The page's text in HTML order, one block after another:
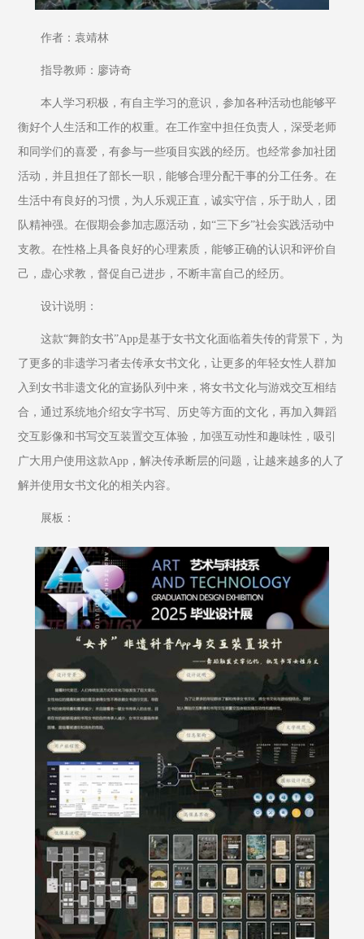
作者：袁靖林
指导教师：廖诗奇
本人学习积极，有自主学习的意识，参加各种活动也能够平
衡好个人生活和工作的权重。在工作室中担任负责人，深受老师
和同学们的喜爱，有参与一些项目实践的经历。也经常参加社团
活动，并且担任了部长一职，能够合理分配干事的分工任务。在
生活中有良好的习惯，为人乐观正直，诚实守信，乐于助人，团
队精神强。在假期会参加志愿活动，如“三下乡”社会实践活动中
支教。在性格上具备良好的心理素质，能够正确的认识和评价自
己，虚心求教，督促自己进步，不断丰富自己的经历。
设计说明：
这款“舞韵女书”App是基于女书文化面临着失传的背景下，为
了更多的非遗学习者去传承女书文化，让更多的年轻女性人群加
入到女书非遗文化的宣扬队列中来，将女书文化与游戏交互相结
合，通过系统地介绍女字书写、历史等方面的文化，再加入舞蹈
交互影像和书写交互装置交互体验，加强互动性和趣味性，吸引
广大用户使用这款App，解决传承断层的问题，让越来越多的人了
解并使用女书文化的相关内容。
展板：